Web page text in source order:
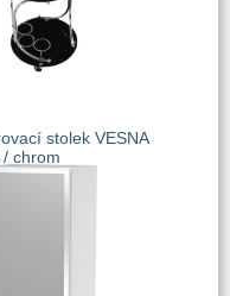
stolek VESNA
chrom